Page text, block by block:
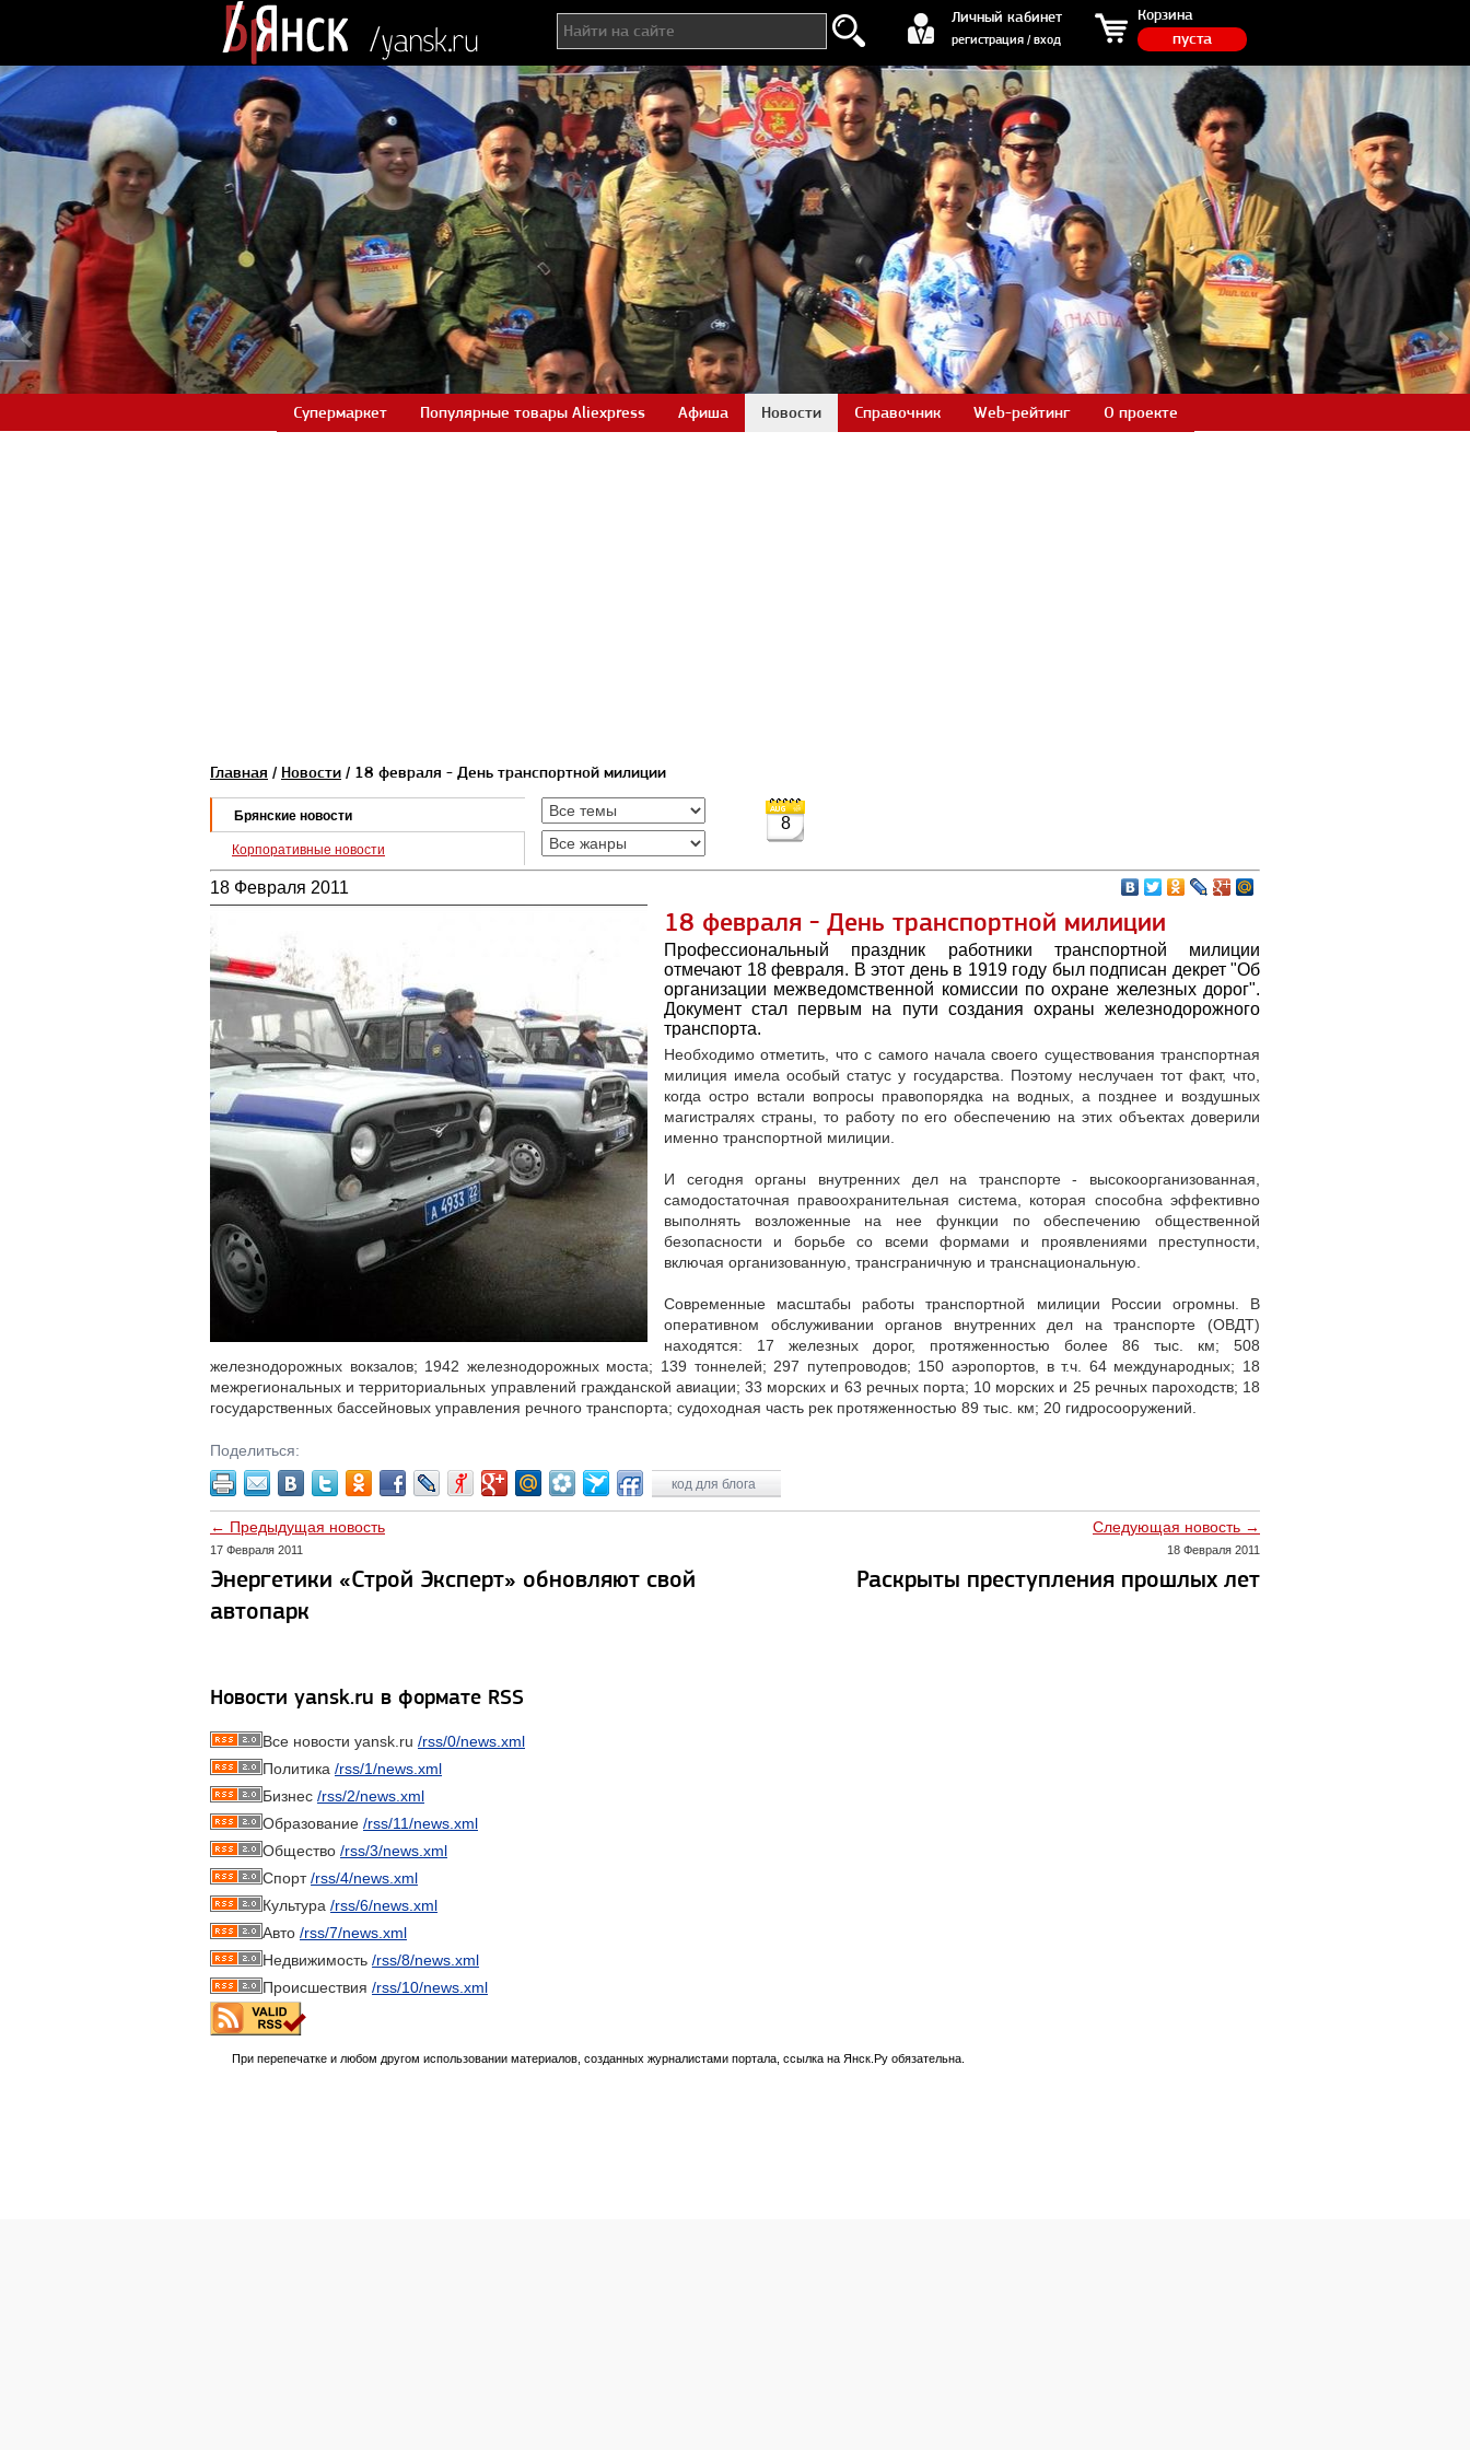
Личный кабинет
регистрация / вход
регистрация / вход Корзина
пуста
Супермаркет Популярные товары Aliexpress Афиша Новости Справочник Web-рейтинг О проекте
Главная / Новости / 18 февраля - День транспортной милиции
Брянские новости
Корпоративные новости
8
18 Февраля 2011
18 февраля - День транспортной милиции
Профессиональный праздник работники транспортной милиции
отмечают 18 февраля. В этот день в 1919 году был подписан декрет "Об
организации межведомственной комиссии по охране железных дорог".
Документ стал первым на пути создания охраны железнодорожного
транспорта.
Необходимо отметить, что с самого начала своего существования транспортная
милиция имела особый статус у государства. Поэтому неслучаен тот факт, что,
когда остро встали вопросы правопорядка на водных, а позднее и воздушных
магистралях страны, то работу по его обеспечению на этих объектах доверили
именно транспортной милиции.
И сегодня органы внутренних дел на транспорте - высокоорганизованная,
самодостаточная правоохранительная система, которая способна эффективно
выполнять возложенные на нее функции по обеспечению общественной
безопасности и борьбе со всеми формами и проявлениями преступности,
включая организованную, трансграничную и транснациональную.
Современные масштабы работы транспортной милиции России огромны. В
оперативном обслуживании органов внутренних дел на транспорте (ОВДТ)
находятся: 17 железных дорог, протяженностью более 86 тыс. км; 508
железнодорожных вокзалов; 1942 железнодорожных моста; 139 тоннелей; 297 путепроводов; 150 аэропортов, в т.ч. 64 международных; 18
межрегиональных и территориальных управлений гражданской авиации; 33 морских и 63 речных порта; 10 морских и 25 речных пароходств; 18
государственных бассейновых управления речного транспорта; судоходная часть рек протяженностью 89 тыс. км; 20 гидросооружений.
Поделиться:
код для блога
← Предыдущая новость
17 Февраля 2011
Энергетики «Строй Эксперт» обновляют свой
автопарк
Следующая новость →
18 Февраля 2011
Раскрыты преступления прошлых лет
Новости yansk.ru в формате RSS
Все новости yansk.ru /rss/0/news.xml
Политика /rss/1/news.xml
Бизнес /rss/2/news.xml
Образование /rss/11/news.xml
Общество /rss/3/news.xml
Спорт/rss/4/news.xml
Культура /rss/6/news.xml
Авто /rss/7/news.xml
Недвижимость /rss/8/news.xml
Происшествия /rss/10/news.xml
При перепечатке и любом другом использовании материалов, созданных журналистами портала, ссылка на Янск.Ру обязательна.